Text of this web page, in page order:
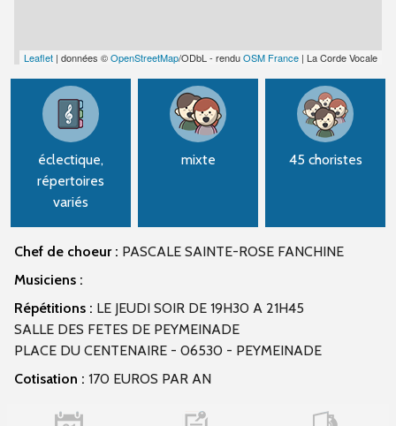
Leaflet | données ©OpenStreetMap/ODbL - renduOSM France | La Corde Vocale
éclectique,
répertoires
variés
mixte 45 choristes
Chef de choeur : PASCALE SAINTE-ROSE FANCHINE
Musiciens :
Répétitions : LE JEUDI SOIR DE 19H30 A 21H45
SALLE DES FETES DE PEYMEINADE
PLACE DU CENTENAIRE - 06530 - PEYMEINADE
Cotisation : 170 EUROS PAR AN